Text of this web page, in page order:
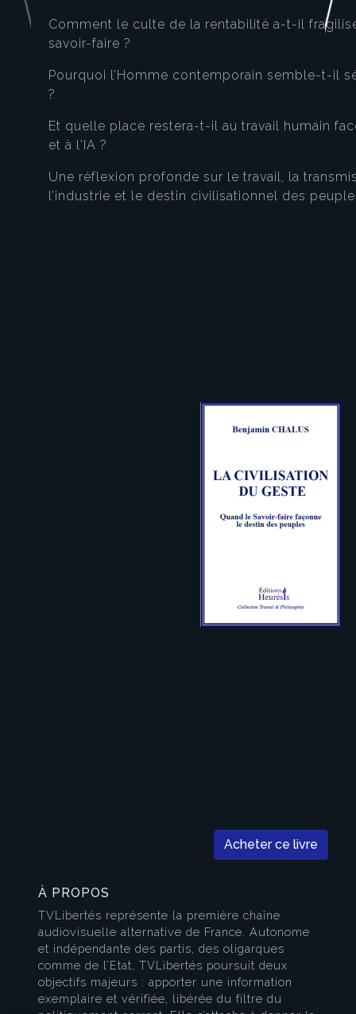
Acheter ce livre
Comment le culte de la rentabilité a-t-il
savoir-faire ?
Pourquoi l’Homme contemporain semble-t-il
?
Et quelle place restera-t-il au travail humain
et à l'IA ?
Une réflexion profonde sur le travail, la
l’industrie et le destin civilisationnel des
À PROPOS
TVLibertés représente la première chaîne
audiovisuelle alternative de France. Autonome
et indépendante des partis, des oligarques
comme de l’Etat, TVLibertés poursuit deux
objectifs majeurs : apporter une information
exemplaire et vérifiée, libérée du filtre du